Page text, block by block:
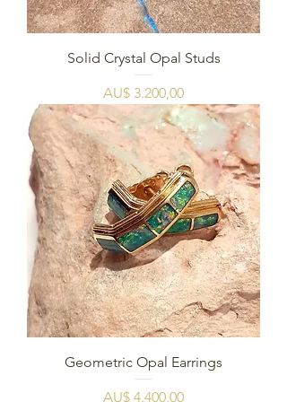
Solid Crystal Opal Studs
Prijs
AU$ 3.200,00
Geometric Opal Earrings
Prijs
AU$ 4.400,00